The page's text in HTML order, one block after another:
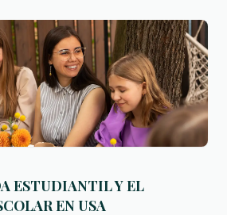
ESTUDIANTIL Y EL
EN USA